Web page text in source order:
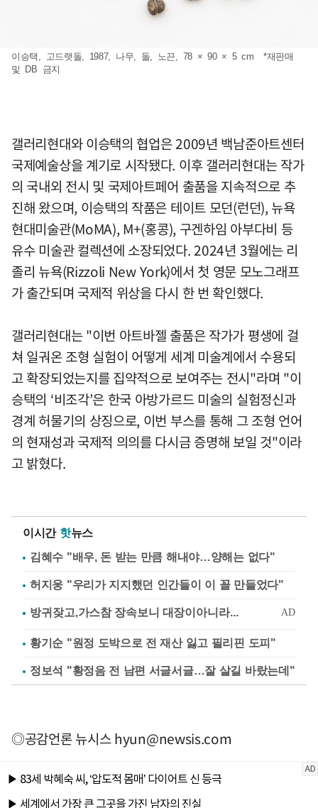
이승택, 고드랫돌, 1987, 나무, 돌, 노끈, 78 × 90 × 5 cm *재판매
및 DB 금지
갤러리현대와 이승택의 협업은 2009년 백남준아트센터
국제예술상을 계기로 시작됐다. 이후 갤러리현대는 작가
의 국내외 전시 및 국제아트페어 출품을 지속적으로 추
진해 왔으며, 이승택의 작품은 테이트 모던(런던), 뉴욕
현대미술관(MoMA), M+(홍콩), 구겐하임 아부다비 등
유수 미술관 컬렉션에 소장되었다. 2024년 3월에는 리
졸리 뉴욕(Rizzoli New York)에서 첫 영문 모노그래프
가 출간되며 국제적 위상을 다시 한 번 확인했다.
갤러리현대는 "이번 아트바젤 출품은 작가가 평생에 걸
쳐 일궈온 조형 실험이 어떻게 세계 미술계에서 수용되
고 확장되었는지를 집약적으로 보여주는 전시"라며 "이
승택의 ‘비조각’은 한국 아방가르드 미술의 실험정신과
경계 허물기의 상징으로, 이번 부스를 통해 그 조형 언어
의 현재성과 국제적 의의를 다시금 증명해 보일 것"이라
고 밝혔다.
이시간 핫뉴스
김혜수 "배우, 돈 받는 만큼 해내야…양해는 없다"
허지웅 "우리가 지지했던 인간들이 이 꼴 만들었다"
황기순 "원정 도박으로 전 재산 잃고 필리핀 도피"
정보석 "황정음 전 남편 서글서글…잘 살길 바랐는데"
◎공감언론 뉴시스hyun@newsis.com